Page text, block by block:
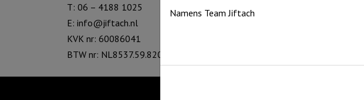
T: 06 – 4188 1025
E: info@jiftach.nl
KVK nr: 60086041
BTW nr: NL8537.59.820.B01
Namens Team Jiftach